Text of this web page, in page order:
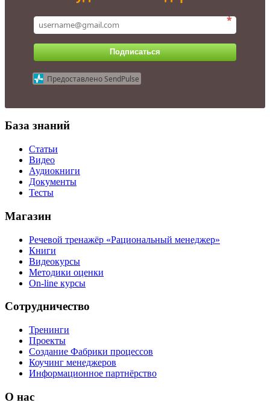
*
Подписаться
Предоставлено SendPulse
База знаний
Статьи
Видео
Аудиокниги
Документы
Тесты
Магазин
Речевой тренажёр «Рациональный менеджер»
Книги
Видеокурсы
Методики оценки
On-line курсы
Сотрудничество
Тренинги
Проекты
Создание Фабрики процессов
Коучинг менеджеров
Информационное партнёрство
О нас